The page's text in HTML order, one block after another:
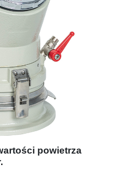
powietrza